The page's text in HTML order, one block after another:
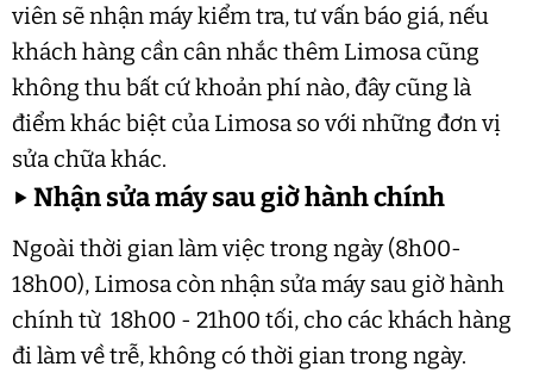
viên sẽ nhận máy kiểm tra, tư vấn báo giá, nếu
khách hàng cần cân nhắc thêm Limosa cũng
không thu bất cứ khoản phí nào, đây cũng là
điểm khác biệt của Limosa so với những đơn vị
sửa chữa khác.
▶Nhận sửa máy sau giờ hành chính
Ngoài thời gian làm việc trong ngày (8h00-
18h00), Limosa còn nhận sửa máy sau giờ hành
chính từ 18h00 - 21h00 tối, cho các khách hàng
đi làm về trễ, không có thời gian trong ngày.